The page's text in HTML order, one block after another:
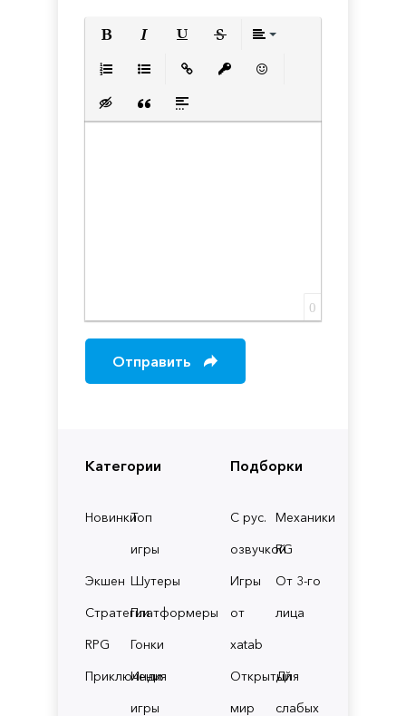
Категории
НовинкиТоп
игры
Экшен Шутеры
СтратегииПлатформеры
RPG
Гонки
Приключения
Инди
игры
Подборки
С рус.
озвучкой
Механики
RG
Игры
от
xatab
От 3-го
лица
Открытый
мир
Для
слабых
Вставка скрытого текста
Вставка цитаты
Вставка спойлера
0
Отправить